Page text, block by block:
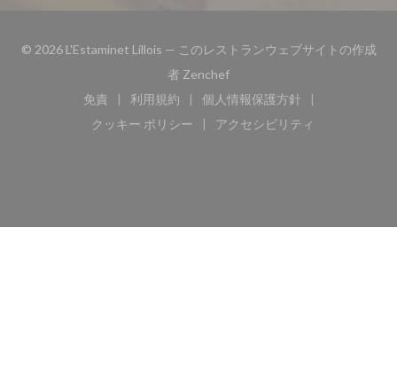
© 2026 L'Estaminet Lillois — このレストランウェブサイトの作成
者 Zenchef((新しいウィンドウで開きま
免責
((新しいウィンドウで開きます))
利用規約
((新しいウィンドウで開きます))
個人情報保護方針
((新しいウィンドウで開
クッキー ポリシー
((新しいウィンドウで開きます))
アクセシビリティ
((新しいウィンドウで